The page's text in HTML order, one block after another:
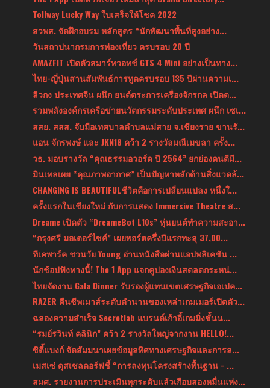
Tollway Lucky Way ใบเสร็จให้โชค 2022
สวพส. จัดฝึกอบรม หลักสูตร “นักพัฒนาพื้นที่สูงอย่าง...
วันสถาปนากรมการท่องเที่ยว ครบรอบ 20 ปี
AMAZFIT เปิดตัวสมาร์ทวอทช์ GTS 4 Mini อย่างเป็นทาง...
ไทย-ญี่ปุ่นสานสัมพันธ์การทูตครบรอบ 135 ปีผ่านความเ...
ลิวกง ประเทศจีน ผนึก ยนต์ตระการเครื่องจักรกล เปิดต...
รวมพลังองค์กรเครือข่ายนวัตกรรมระดับประเทศ ผนึก เซเ...
สสย. สสส. จับมือเทศบาลตำบลแม่สาย จ.เชียงราย ขานรั...
แอน จักรพงษ์ และ JKN18 คว้า 2 รางวัลมณีเมขลา ครั้ง...
วธ. มอบรางวัล “คุณธรรมอวอร์ด ปี 2564” ยกย่องคนดีมี...
มินเทลเผย “คุณภาพอากาศ” เป็นปัญหาหลักด้านสิ่งแวดล้...
CHANGING IS BEAUTIFULชีวิตคือการเปลี่ยนแปลง หนึ่งใ...
ครั้งแรกในเชียงใหม่ กับการแสดง Immersive Theatre ส...
Dreame เปิดตัว “DreameBot L10s” หุ่นยนต์ทำความสะอา...
“กรุงศรี มอเตอร์ไซค์” เผยพอร์ตครึ่งปีแรกทะลุ 37,00...
ทีเคพาร์ค ชวนวัย Young อ่านหนังสือผ่านแอปพลิเคชัน ...
นักช้อปฟังทางนี้! The 1 App แจกคูปองเงินสดลดกระหน่...
ไทยจัดงาน Gala Dinner รับรองผู้แทนเขตเศรษฐกิจเอเปค...
RAZER คืนชีพเมาส์ระดับตำนานของเหล่าเกมเมอร์เปิดตัว...
ฉลองความสำเร็จ Secretlab แบรนด์เก้าอี้เกมมิ่งชั้นน...
“รมย์รวินท์ คลินิก” คว้า 2 รางวัลใหญ่จากงาน HELLO!...
ซิตี้แบงก์ จัดสัมมนาเผยข้อมูลทิศทางเศรษฐกิจและการล...
เมสเซ่ ดุสเซลดอร์ฟชี้ “การลงทุนโครงสร้างพื้นฐาน - ...
สมศ. รายงานการประเมินทุกระดับแล้วเกือบสองหมื่นแห่ง...